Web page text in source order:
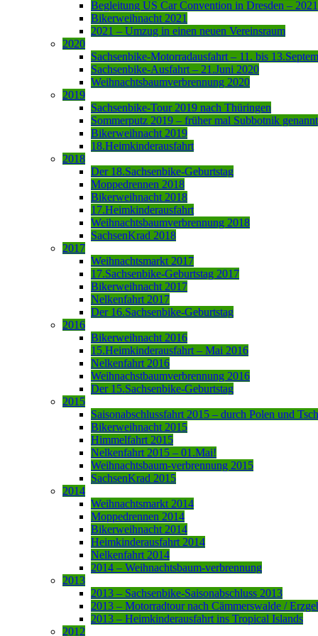
Begleitung US Car Convention in Dresden – 2021
Bikerweihnacht 2021
2021 – Umzug in einen neuen Vereinsraum
2020
Sachsenbike-Motorradausfahrt – 11. bis
Sachsenbike-Ausfahrt – 21.Juni 2020
Weihnachtsbaumverbrennung 2020
2019
Sachsenbike-Tour 2019 nach Thüringen
Sommerputz 2019 – früher mal Subbotnik genannt
Bikerweihnacht 2019
18.Heimkinderausfahrt
2018
Der 18.Sachsenbike-Geburtstag
Moppedrennen 2018
Bikerweihnacht 2018
17.Heimkinderausfahrt
Weihnachtsbaumverbrennung 2018
SachsenKrad 2018
2017
Weihnachtsmarkt 2017
17.Sachsenbike-Geburtstag 2017
Bikerweihnacht 2017
Nelkenfahrt 2017
Der 16.Sachsenbike-Geburtstag
2016
Bikerweihnacht 2016
15.Heimkinderausfahrt – Mai 2016
Nelkenfahrt 2016
Weihnachstbaumverbrennung 2016
Der 15.Sachsenbike-Geburtstag
2015
Saisonabschlussfahrt 2015 – durch Polen und
Bikerweihnacht 2015
Himmelfahrt 2015
Nelkenfahrt 2015 – 01.Mai!
Weihnachtsbaum-verbrennung 2015
SachsenKrad 2015
2014
Weihnachtsmarkt 2014
Moppedrennen 2014
Bikerweihnacht 2014
Heimkinderausfahrt 2014
Nelkenfahrt 2014
2014 – Weihnachtsbaum-verbrennung
2013
2013 – Sachsenbike-Saisonabschluss 2013
2013 – Motorradtour nach Cämmerswalde /
2013 – Heimkinderausfahrt ins Tropical Islands
2012